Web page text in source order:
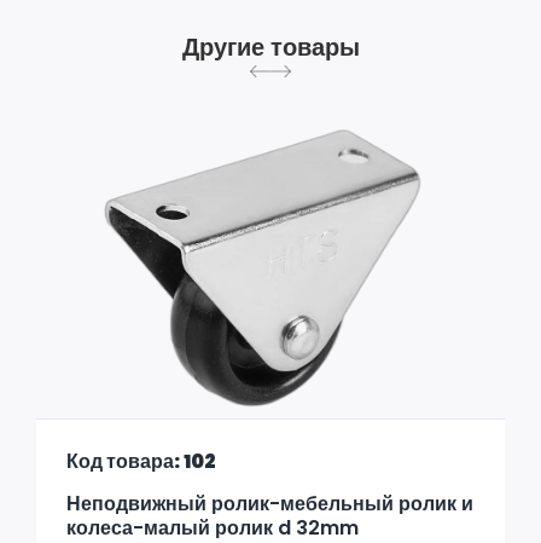
Другие товары
Код товара: 102
Неподвижный ролик-мебельный ролик и
колеса-малый ролик d 32mm